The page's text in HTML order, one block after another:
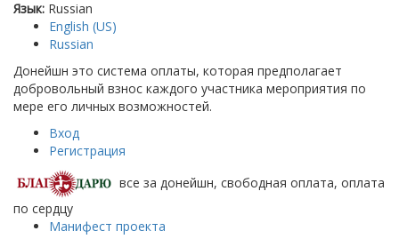
Язык: Russian
English (US)
Russian
Донейшн это система оплаты, которая предполагает
добровольный взнос каждого участника мероприятия по
мере его личных возможностей.
Вход
Регистрация
все за донейшн, свободная оплата, оплата
по сердцу
Манифест проекта